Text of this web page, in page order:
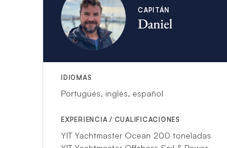
CAPITÁN
Daniel
IDIOMAS
Portugués, inglés, español
EXPERIENCIA / CUALIFICACIONES
YIT Yachtmaster Ocean 200 toneladas